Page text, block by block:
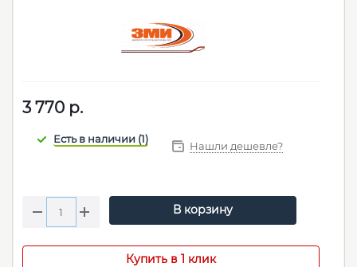
3 770 р.
Нашли дешевле?
В корзину
Купить в 1 клик